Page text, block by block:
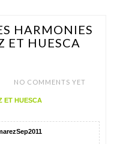
HARMONIES
ET HUESCA
NO COMMENTS YET
ET HUESCA